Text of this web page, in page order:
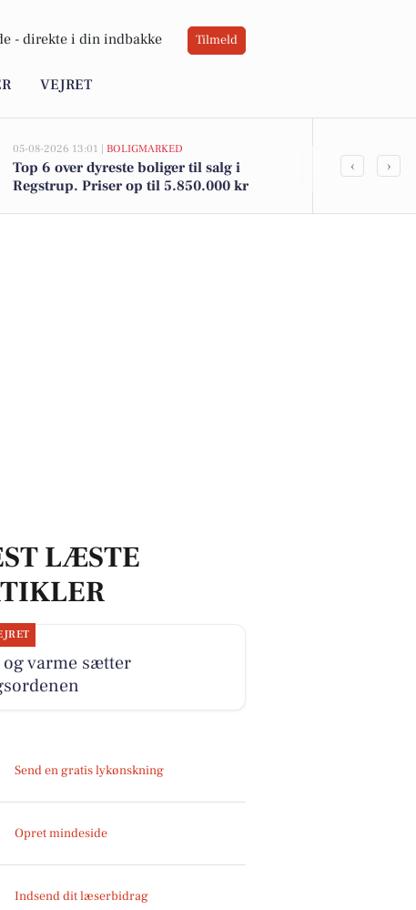
- direkte i din indbakke Tilmeld
VEJRET
05-08-2026 13:01 | BOLIGMARKED
Top 6 over dyreste boliger til salg i
Regstrup. Priser op til 5.850.000 kr
Spier PS
‹ ›
LÆSTE
og varme sætter
Send en gratis lykønskning
Opret mindeside
Indsend dit læserbidrag